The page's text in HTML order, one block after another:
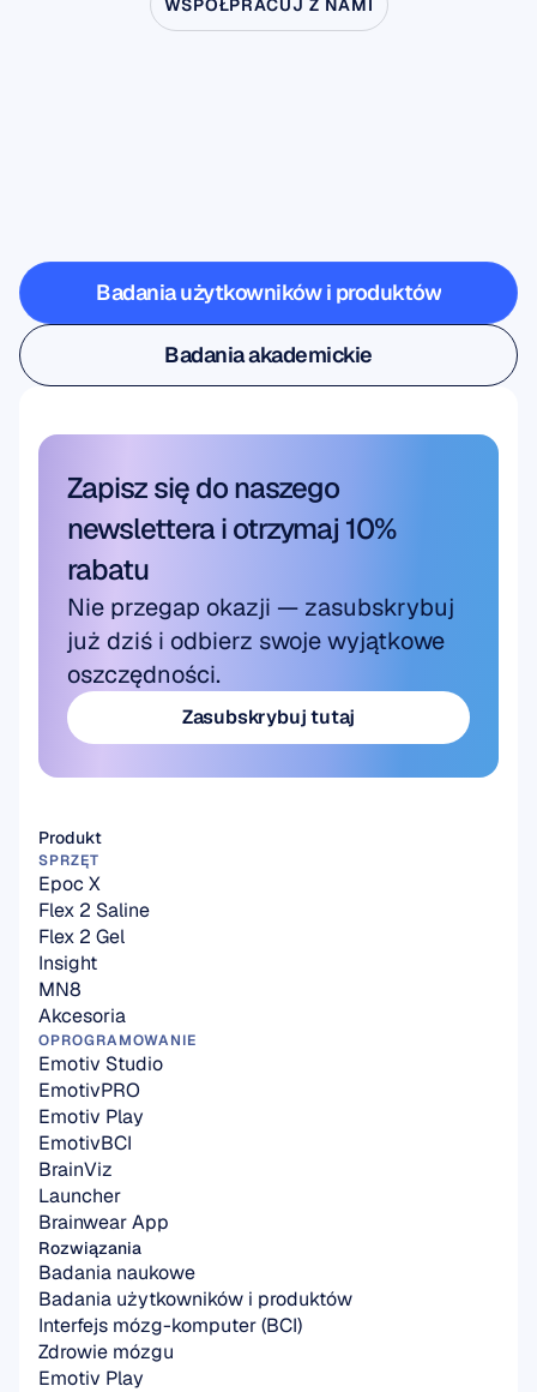
WSPÓŁPRACUJ Z NAMI
laboratorium
Badania użytkowników i produktów
Badania użytkowników i produktów
Badania akademickie
Badania akademickie
Zapisz się do naszego
newslettera i otrzymaj 10%
rabatu
Nie przegap okazji — zasubskrybuj
już dziś i odbierz swoje wyjątkowe
oszczędności.
Zasubskrybuj tutaj
Rozwiązania
Badania naukowe
Badania użytkowników i produktów
Interfejs mózg-komputer (BCI)
Zdrowie mózgu
Emotiv Play
Produkt
SPRZĘT
Epoc X
Flex 2 Saline
Flex 2 Gel
Insight
MN8
Akcesoria
OPROGRAMOWANIE
Emotiv Studio
EmotivPRO
Emotiv Play
EmotivBCI
BrainViz
Launcher
Brainwear App